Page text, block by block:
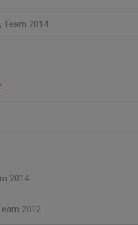
, Team 2014
2014
2012